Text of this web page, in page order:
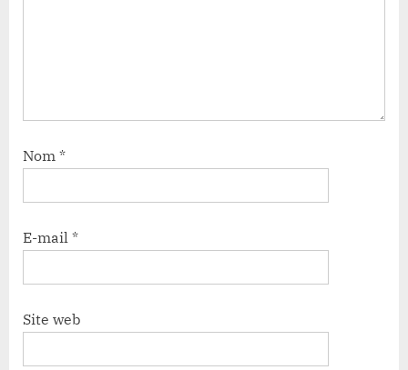
Nom *
E-mail *
Site web